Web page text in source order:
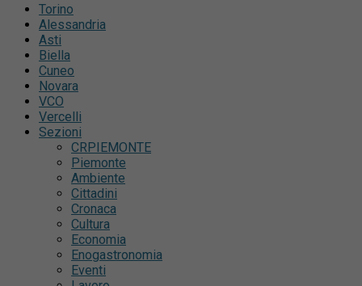
Torino
Alessandria
Asti
Biella
Cuneo
Novara
VCO
Vercelli
Sezioni
CRPIEMONTE
Piemonte
Ambiente
Cittadini
Cronaca
Cultura
Economia
Enogastronomia
Eventi